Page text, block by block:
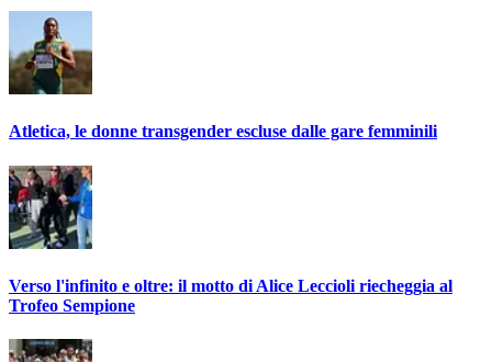
Atletica, le donne transgender escluse dalle gare femminili
Verso l'infinito e oltre: il motto di Alice Leccioli riecheggia al
Trofeo Sempione